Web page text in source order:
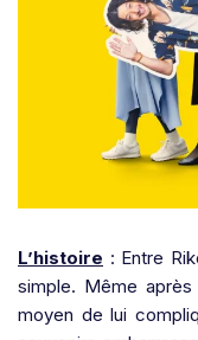
L’histoire : Entre
simple. Même
moyen de lui